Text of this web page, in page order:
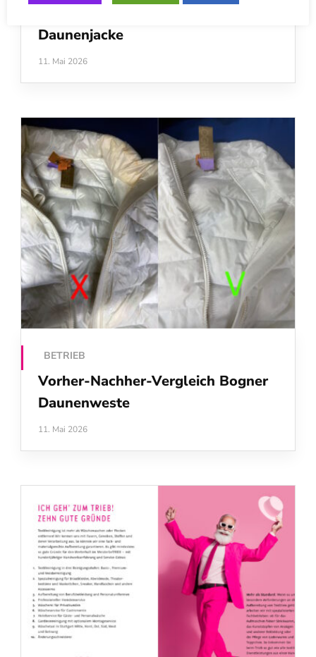
Daunenjacke
11. Mai 2026
BETRIEB
Vorher-Nachher-Vergleich Bogner
Daunenweste
11. Mai 2026